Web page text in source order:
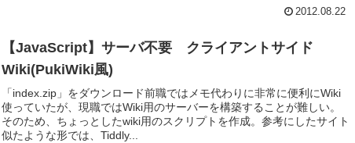
2012.08.22
【JavaScript】サーバ不要 クライアントサイド
Wiki(PukiWiki風)
「index.zip」をダウンロード前職ではメモ代わりに非常に便利にWiki
使っていたが、現職ではWiki用のサーバーを構築することが難しい。
そのため、ちょっとしたwiki用のスクリプトを作成。参考にしたサイト
似たような形では、Tiddly...